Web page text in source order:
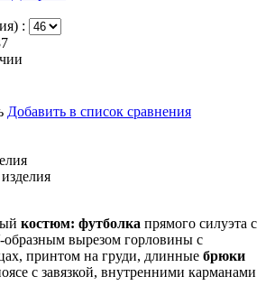
:
Добавить в список сравнения
костюм: футболка прямого силуэта с
вырезом горловины с
принтом на груди, длинные брюки
с завязкой, внутренними карманами